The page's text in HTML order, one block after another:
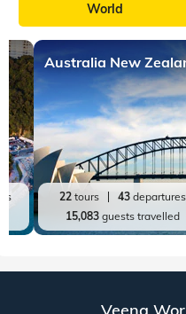
World
Australia New
22tours 43departures
15,083guests travelled
Veena